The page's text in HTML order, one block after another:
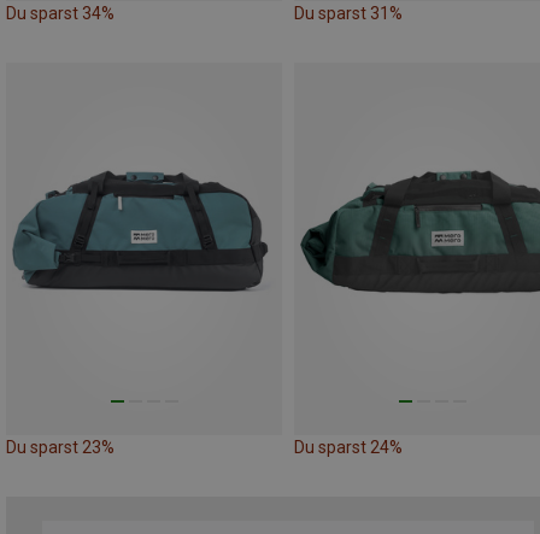
Du sparst 34% Du sparst 31%
Du sparst 23% Du sparst 24%